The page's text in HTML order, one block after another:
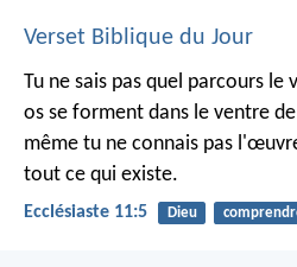
Verset Biblique du Jour
Tu ne sais pas quel parcours
os se forment dans le ventre
même tu ne connais pas
tout ce qui existe.
Ecclésiaste 11:5 Dieu